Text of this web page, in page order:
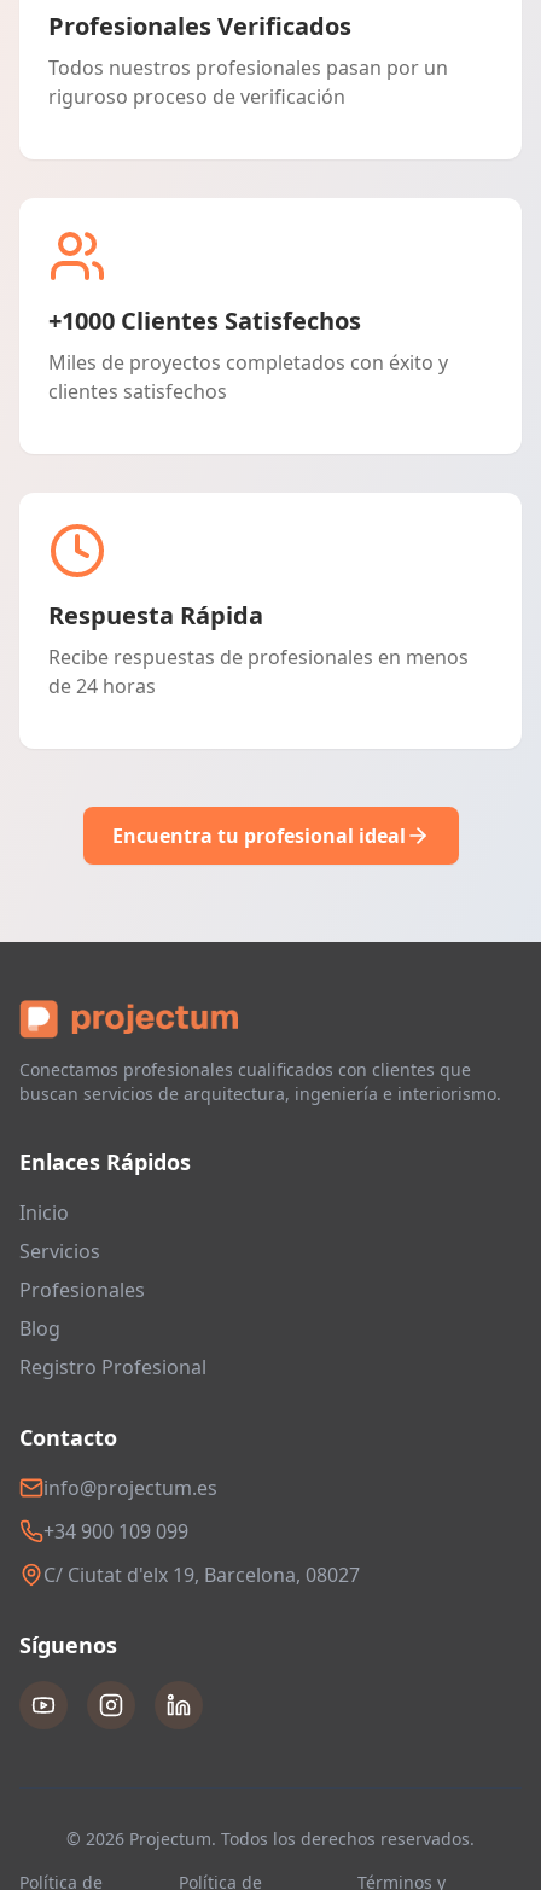
Profesionales Verificados
Todos nuestros profesionales pasan por un
riguroso proceso de verificación
+1000 Clientes Satisfechos
Miles de proyectos completados con éxito y
clientes satisfechos
Respuesta Rápida
Recibe respuestas de profesionales en menos
de 24 horas
Encuentra tu profesional ideal
Conectamos profesionales cualificados con clientes que
buscan servicios de arquitectura, ingeniería e interiorismo.
Enlaces Rápidos
Inicio
Servicios
Profesionales
Blog
Registro Profesional
Contacto
info@projectum.es
+34 900 109 099
C/ Ciutat d'elx 19, Barcelona, 08027
Síguenos
© 2026 Projectum. Todos los derechos reservados.
Política de
Política de Términos y